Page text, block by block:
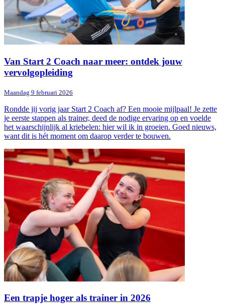
Van Start 2 Coach naar meer: ontdek jouw
vervolgopleiding
Maandag 9 februari 2026
Rondde jij vorig jaar Start 2 Coach af? Een mooie mijlpaal! Je zette
je eerste stappen als trainer, deed de nodige ervaring op en voelde
het waarschijnlijk al kriebelen: hier wil ik in groeien. Goed nieuws,
want dit is hét moment om daarop verder te bouwen.
Een trapje hoger als trainer in 2026